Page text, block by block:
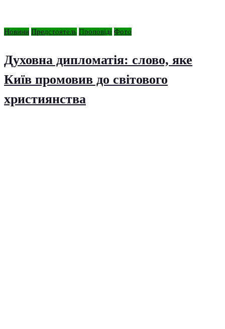
Новини Предстоятель Проповіді Фото
Духовна дипломатія: слово, яке
Київ промовив до світового
християнства